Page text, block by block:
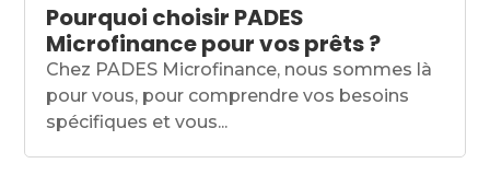
Pourquoi choisir PADES
Microfinance pour vos prêts ?
Chez PADES Microfinance, nous sommes là
pour vous, pour comprendre vos besoins
spécifiques et vous...